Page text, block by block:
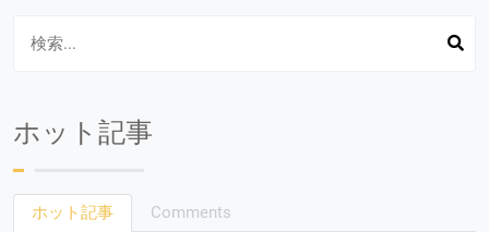
ホット記事
ホット記事 Comments